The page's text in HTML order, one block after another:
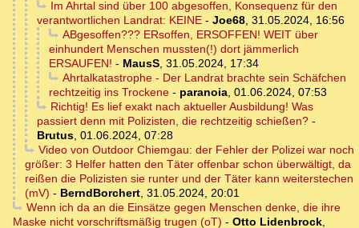
Im Ahrtal sind über 100 abgesoffen, Konsequenz für den
verantwortlichen Landrat: KEINE - Joe68, 31.05.2024, 16:56
ABgesoffen??? ERsoffen, ERSOFFEN! WEIT über
einhundert Menschen mussten(!) dort jämmerlich
ERSAUFEN! - MausS, 31.05.2024, 17:34
Ahrtalkatastrophe - Der Landrat brachte sein Schäfchen
rechtzeitig ins Trockene - paranoia, 01.06.2024, 07:53
Richtig! Es lief exakt nach aktueller Ausbildung! Was
passiert denn mit Polizisten, die rechtzeitig schießen? -
Brutus, 01.06.2024, 07:28
Video von Outdoor Chiemgau: der Fehler der Polizei war noch
größer: 3 Helfer hatten den Täter offenbar schon überwältigt, da
reißen die Polizisten sie runter und der Täter kann weiterstechen
(mV) - BerndBorchert, 31.05.2024, 20:01
Wenn ich da an die Einsätze gegen Menschen denke, die ihre
Maske nicht vorschriftsmäßig trugen (oT) - Otto Lidenbrock,